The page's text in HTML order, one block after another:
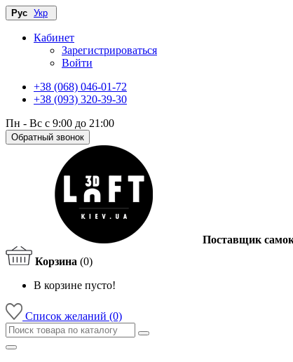
Рус Укр
Кабинет
Зарегистрироваться
Войти
+38 (068) 046-01-72
+38 (093) 320-39-30
Пн - Вс с 9:00 до 21:00
Обратный звонок
Поставщик
Корзина (0)
В корзине пусто!
Список желаний (0)